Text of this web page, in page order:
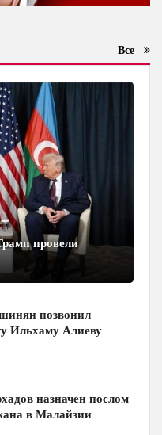
Все
провели
позвонил
Ильхаму Алиеву
назначен послом
в Малайзии